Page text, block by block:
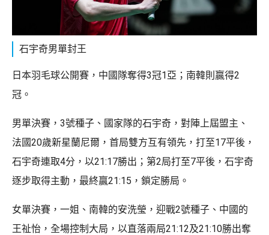
石宇奇男單封王
日本羽毛球公開賽，中國隊奪得3冠1亞；南韓則贏得2
冠。
男單決賽，3號種子、國家隊的石宇奇，對陣上屆盟主、
法國20歲新星蘭尼爾，首局雙方互有領先，打至17平後，
石宇奇連取4分，以21:17勝出；第2局打至7平後，石宇奇
逐步取得主動，最終贏21:15，鎖定勝局。
女單決賽，一姐、南韓的安洗瑩，迎戰2號種子、中國的
王祉怡，全場控制大局，以直落兩局21:12及21:10勝出奪